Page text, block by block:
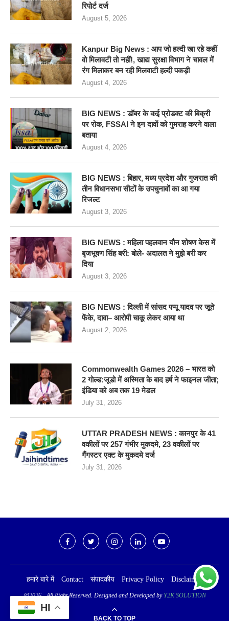
रिपोर्ट दर्ज
August 5, 2026
Kanpur Big News : आप जो हल्दी खा रहे कहीं
वो मिलावटी तो नहीं!, खाद्य सुरक्षा विभाग ने चावल में
रंग मिलाकर बन रही मिलवाटी हल्दी पकड़ी
August 4, 2026
BIG NEWS : डॉबर के कई प्रोडक्ट की बिक्री
पर रोक, FSSAI ने इन दावों को गुमराह करने वाला
बताया
August 4, 2026
BIG NEWS : बिहार, मध्य प्रदेश और गुजरात की
तीन विधानसभा सीटों के उपचुनावों का आ गया
रिजल्ट
August 3, 2026
BIG NEWS : महिला पहलवान यौन शोषण केस में
बृजभूषण सिंह बरी: बोले- अदालत ने मुझे बरी कर
दिया
August 3, 2026
BIG NEWS : दिल्ली में सांसद पप्पू यादव पर जूते
फेंके, दावा– आरोपी चाकू लेकर आया था
August 2, 2026
Commonwealth Games 2026 – भारत को
2 गोल्ड:जूडो में अस्मिता के बाद हर्ष ने फाइनल जीता;
इंडिया को अब तक 19 मेडल
July 31, 2026
UTTAR PRADESH NEWS : कानपुर के 41
वकीलों पर 257 गंभीर मुकदमे, 23 वकीलों पर
गैंगस्टर एक्ट के मुकदमे दर्ज
July 31, 2026
हमारे बारे में Contact संपादकीय Privacy Policy Disclaimer
@2026 - All Right Reserved. Designed and Developed by Y2K SOLUTION
BACK TO TOP
HI